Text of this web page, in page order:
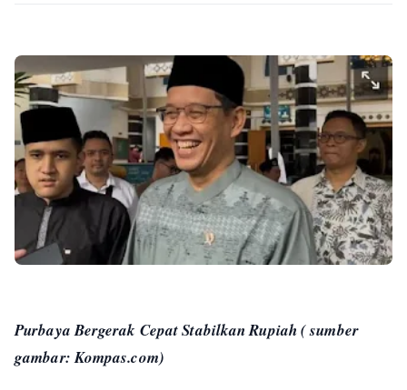
Purbaya Bergerak Cepat Stabilkan Rupiah ( sumber
gambar: Kompas.com)